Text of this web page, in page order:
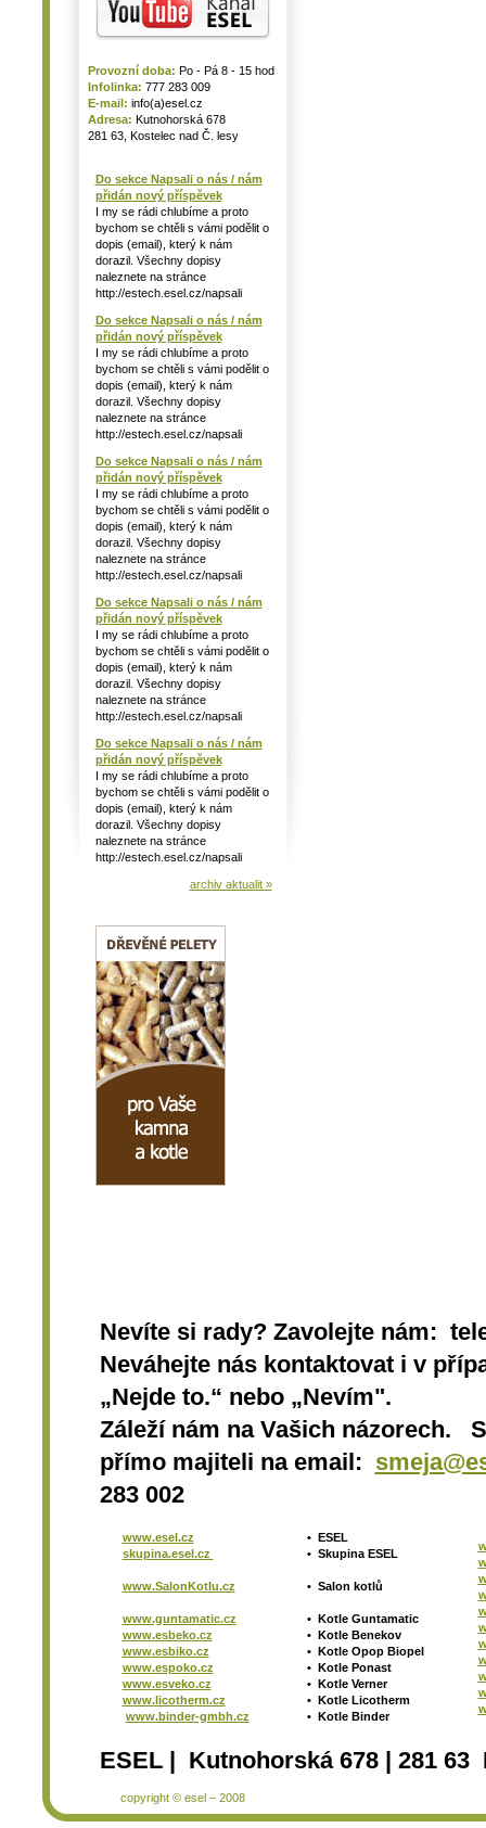
Provozní doba: Po - Pá 8 - 15 hod
Infolinka: 777 283 009
E-mail: info(a)esel.cz
Adresa: Kutnohorská 678
281 63, Kostelec nad Č. lesy
Do sekce Napsali o nás / nám
přidán nový příspěvek
I my se rádi chlubíme a proto
bychom se chtěli s vámi podělit o
dopis (email), který k nám
dorazil. Všechny dopisy
naleznete na stránce
http://estech.esel.cz/napsali
Do sekce Napsali o nás / nám
přidán nový příspěvek
I my se rádi chlubíme a proto
bychom se chtěli s vámi podělit o
dopis (email), který k nám
dorazil. Všechny dopisy
naleznete na stránce
http://estech.esel.cz/napsali
Do sekce Napsali o nás / nám
přidán nový příspěvek
I my se rádi chlubíme a proto
bychom se chtěli s vámi podělit o
dopis (email), který k nám
dorazil. Všechny dopisy
naleznete na stránce
http://estech.esel.cz/napsali
Do sekce Napsali o nás / nám
přidán nový příspěvek
I my se rádi chlubíme a proto
bychom se chtěli s vámi podělit o
dopis (email), který k nám
dorazil. Všechny dopisy
naleznete na stránce
http://estech.esel.cz/napsali
Do sekce Napsali o nás / nám
přidán nový příspěvek
I my se rádi chlubíme a proto
bychom se chtěli s vámi podělit o
dopis (email), který k nám
dorazil. Všechny dopisy
naleznete na stránce
http://estech.esel.cz/napsali
archiv aktualit »
Nevíte si rady? Zavolejte nám:
Neváhejte nás kontaktovat i v
„Nejde to.“ nebo „Nevím".
Záleží nám na Vašich názorech.
přímo majiteli na email:
283 002
www.esel.cz
skupina.esel.cz
www.SalonKotlu.cz
www.guntamatic.cz
www.esbeko.cz
www.esbiko.cz
www.espoko.cz
www.esveko.cz
www.licotherm.cz
www.binder-gmbh.cz
• ESEL
• Skupina ESEL
• Salon kotlů
• Kotle Guntamatic
• Kotle Benekov
• Kotle Opop Biopel
• Kotle Ponast
• Kotle Verner
• Kotle Licotherm
• Kotle Binder
ESEL | Kutnohorská 678 | 281
copyright © esel – 2008